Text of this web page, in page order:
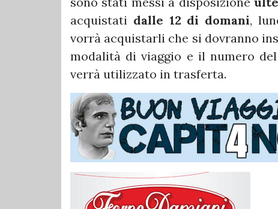
acquistati dalle 12 di domani,
vorrà acquistarli che si dovranno
modalità di viaggio e il numero
verrà utilizzato in trasferta.